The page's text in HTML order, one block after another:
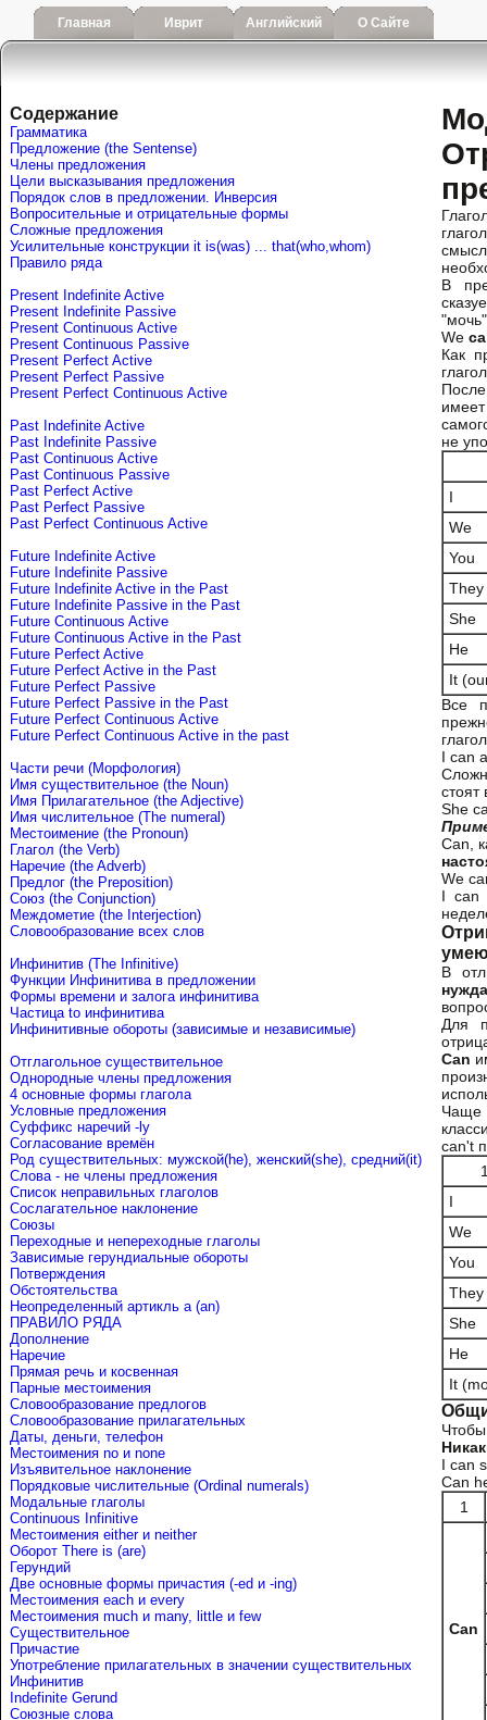
Главная Иврит Английский О Сайте
Содержание
Грамматика
Предложение (the Sentense)
Члены предложения
Цели высказывания предложения
Порядок слов в предложении. Инверсия
Вопросительные и отрицательные формы
Сложные предложения
Усилительные конструкции it is(was) ... that(who,whom)
Правило ряда
Present Indefinite Active
Present Indefinite Passive
Present Continuous Active
Present Continuous Passive
Present Perfect Active
Present Perfect Passive
Present Perfect Continuous Active
Past Indefinite Active
Past Indefinite Passive
Past Continuous Active
Past Continuous Passive
Past Perfect Active
Past Perfect Passive
Past Perfect Continuous Active
Future Indefinite Active
Future Indefinite Passive
Future Indefinite Active in the Past
Future Indefinite Passive in the Past
Future Continuous Active
Future Continuous Active in the Past
Future Perfect Active
Future Perfect Active in the Past
Future Perfect Passive
Future Perfect Passive in the Past
Future Perfect Continuous Active
Future Perfect Continuous Active in the past
Части речи (Морфология)
Имя существительное (the Noun)
Имя Прилагательное (the Adjective)
Имя числительное (The numeral)
Местоимение (the Pronoun)
Глагол (the Verb)
Наречие (the Adverb)
Предлог (the Preposition)
Союз (the Conjunction)
Междометие (the Interjection)
Словообразование всех слов
Инфинитив (The Infinitive)
Функции Инфинитива в предложении
Формы времени и залога инфинитива
Частица to инфинитива
Инфинитивные обороты (зависимые и независимые)
Отглагольное существительное
Однородные члены предложения
4 основные формы глагола
Условные предложения
Cуффикс наречий -ly
Согласование времён
Род существительных: мужской(he), женский(she), средний(it)
Слова - не члены предложения
Список неправильных глаголов
Сослагательное наклонение
Союзы
Переходные и непереходные глаголы
Зависимые герундиальные обороты
Потверждения
Обстоятельства
Неопределенный артикль a (an)
ПРАВИЛО РЯДА
Дополнение
Наречие
Прямая речь и косвенная
Парные местоимения
Словообразование предлогов
Словообразование прилагательных
Даты, деньги, телефон
Местоимения no и none
Изъявительное наклонение
Порядковые числительные (Ordinal numerals)
Модальные глаголы
Continuous Infinitive
Местоимения either и neither
Оборот There is (are)
Герундий
Две основные формы причастия (-ed и -ing)
Местоимения each и every
Местоимения much и many, little и few
Существительное
Причастие
Употребление прилагательных в значении существительных
Инфинитив
Indefinite Gerund
Союзные слова
В
We
Как
не
I
We
You
They
She
He
It
Все
I can
стоят
She
Can,
We
I can
В
Для
Can
Чаще
can't
I
We
You
They
She
He
It
I can
Can
1
Can